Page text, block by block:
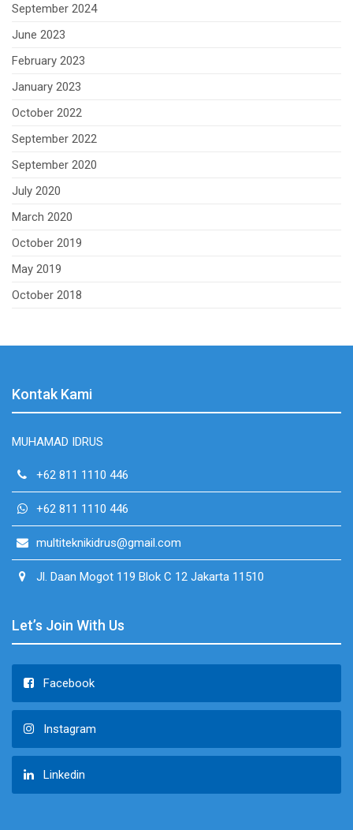
September 2024
June 2023
February 2023
January 2023
October 2022
September 2022
September 2020
July 2020
March 2020
October 2019
May 2019
October 2018
Kontak Kami
MUHAMAD IDRUS
+62 811 1110 446
+62 811 1110 446
multiteknikidrus@gmail.com
Jl. Daan Mogot 119 Blok C 12 Jakarta 11510
Let’s Join With Us
Facebook
Instagram
Linkedin